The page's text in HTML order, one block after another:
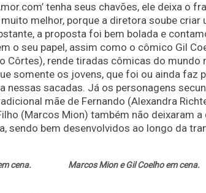
tenha seus chavões, ele deixa o
melhor, porque a diretora soube criar
a proposta foi bem bolada e
o seu papel, assim como o cômico Gil
Côrtes), rende tiradas cômicas do
somente os jovens, que foi ou ainda faz
nessas sacadas. Já os personagens
mãe de Fernando (Alexandra
(Marcos Mion) também não deixaram
sendo bem desenvolvidos ao longo da
cena. Marcos Mion e Gil Coelho em cena.